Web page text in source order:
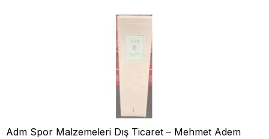
Adm Spor Malzemeleri Dış Ticaret – Mehmet Adem